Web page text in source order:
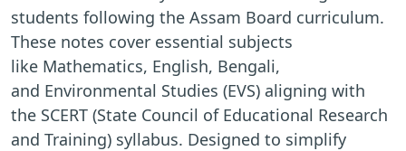
students following the Assam Board curriculum.
These notes cover essential subjects
like Mathematics, English, Bengali,
and Environmental Studies (EVS) aligning with
the SCERT (State Council of Educational Research
and Training) syllabus. Designed to simplify